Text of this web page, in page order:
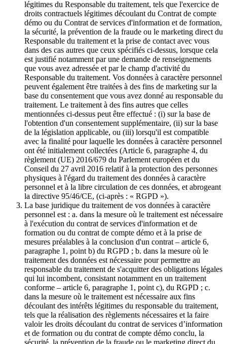
légitimes du Responsable du traitement, tels que l'exercice de
droits contractuels légitimes découlant du Contrat de compte
démo ou du Contrat de services d'information et de formation,
la sécurité, la prévention de la fraude ou le marketing direct du
Responsable du traitement et la prise de contact avec vous
dans des cas autres que ceux spécifiés ci-dessus, lorsque cela
est justifié notamment par une demande de renseignements
que vous avez adressée et par le champ d'activité du
Responsable du traitement. Vos données à caractère personnel
peuvent également être traitées à des fins de marketing sur la
base du consentement que vous avez donné au responsable du
traitement. Le traitement à des fins autres que celles
mentionnées ci-dessus peut être effectué : (i) sur la base de
l'obtention d'un consentement supplémentaire, (ii) sur la base
de la législation applicable, ou (iii) lorsqu'il est compatible
avec la finalité pour laquelle les données à caractère personnel
ont été initialement collectées (Article 6, paragraphe 4, du
règlement (UE) 2016/679 du Parlement européen et du
Conseil du 27 avril 2016 relatif à la protection des personnes
physiques à l'égard du traitement des données à caractère
personnel et à la libre circulation de ces données, et abrogeant
la directive 95/46/CE, (ci-après : « RGPD »).
La base juridique du traitement de vos données à caractère
personnel est : a. dans la mesure où le traitement est nécessaire
à l'exécution du contrat de services d'information et de
formation ou du contrat de compte démo et à la prise de
mesures préalables à la conclusion d'un contrat – article 6,
paragraphe 1, point b) du RGPD ; b. dans la mesure où le
traitement des données est nécessaire pour permettre au
responsable du traitement de s'acquitter des obligations légales
qui lui incombent, consistant notamment en un traitement
conforme – article 6, paragraphe 1, point c), du RGPD ; c.
dans la mesure où le traitement est nécessaire aux fins
découlant des intérêts légitimes du responsable du traitement,
tels que la réalisation des règlements nécessaires et la faire
valoir les droits découlant du contrat de services d’information
et de formation ou du contrat de compte démo conclu, la
sécurité, la prévention de la fraude ou le marketing direct du